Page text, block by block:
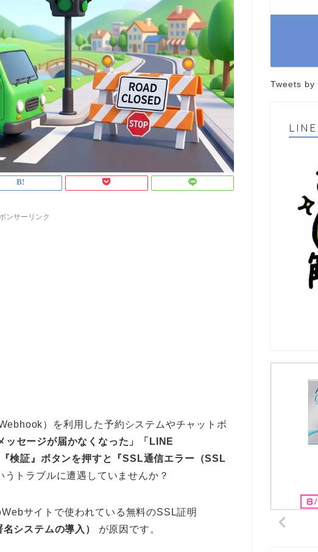
ンサーリンク
）を利用した予約システムやチャットボ
ッセージが届かなくなった」「LINE
証』ボタンを押すと『SSL通信エラー（SSL
うトラブルに遭遇していませんか？
サイトで使われている無料のSSL証明
システムの導入）
が原因です。
Tweets by